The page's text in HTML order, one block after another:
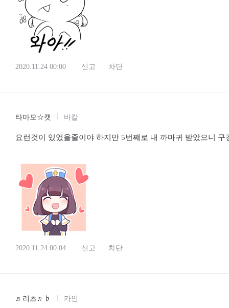
2020.11.24 00:00 신고 차단
타마모☆캣 바칼
요런것이 있었을줄이야 하지만 5번쨰로 내 까마귀 받았으니 구
2020.11.24 00:04 신고 차단
♬리츠♬♭ 카인